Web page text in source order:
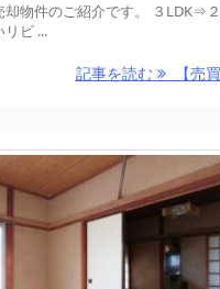
却物件のご紹介です。 ３LDK⇒
ビ ...
記事を読む 【売